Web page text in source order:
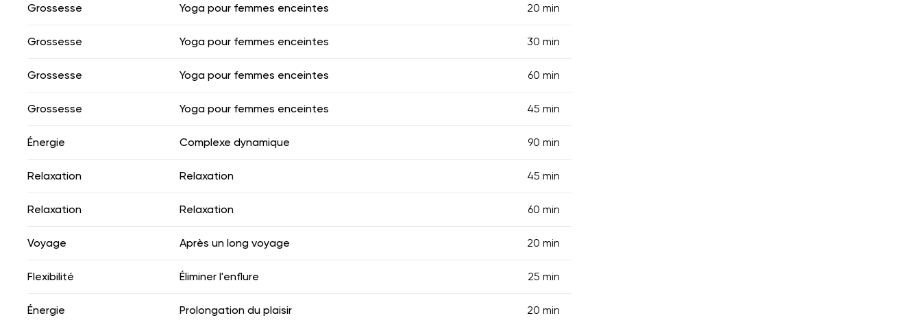
Grossesse Yoga pour femmes enceintes 20 min
Grossesse Yoga pour femmes enceintes 30 min
Grossesse Yoga pour femmes enceintes 60 min
Grossesse Yoga pour femmes enceintes 45 min
Énergie Complexe dynamique 90 min
Relaxation Relaxation 45 min
Relaxation Relaxation 60 min
Voyage Après un long voyage 20 min
Flexibilité Éliminer l'enflure 25 min
Énergie Prolongation du plaisir 20 min